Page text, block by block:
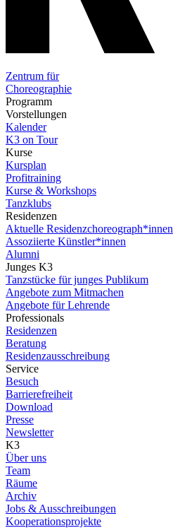
Zentrum für
Choreographie
Programm
Vorstellungen
Kalender
K3 on Tour
Kurse
Kursplan
Profitraining
Kurse & Workshops
Tanzklubs
Residenzen
Aktuelle Residenzchoreograph*innen
Assoziierte Künstler*innen
Alumni
Junges K3
Tanzstücke für junges Publikum
Angebote zum Mitmachen
Angebote für Lehrende
Professionals
Residenzen
Beratung
Residenzausschreibung
Service
Besuch
Barrierefreiheit
Download
Presse
Newsletter
K3
Über uns
Team
Räume
Archiv
Jobs & Ausschreibungen
Kooperationsprojekte